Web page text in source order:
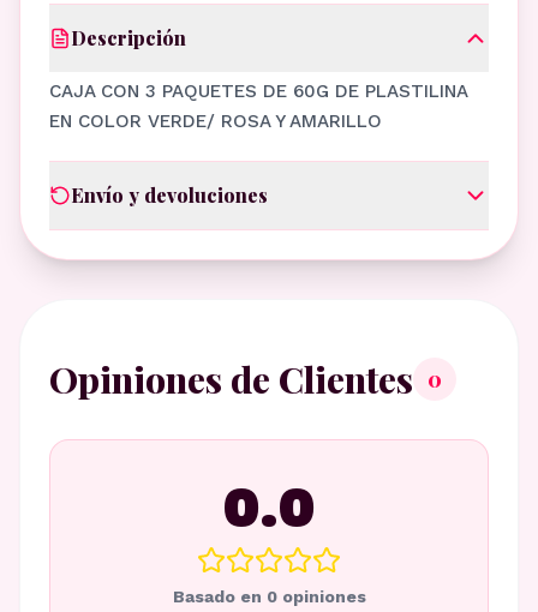
Descripción
CAJA CON 3 PAQUETES DE 60G DE PLASTILINA
EN COLOR VERDE/ ROSA Y AMARILLO
Envío y devoluciones
Opiniones de Clientes 0
0.0
Basado en 0opiniones